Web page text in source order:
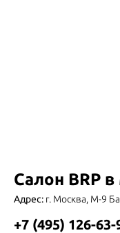
Салон BRP
Адрес: г. Москва, М-9
+7 (495) 126-63-